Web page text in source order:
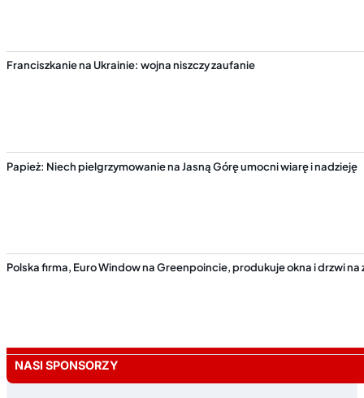
Franciszkanie na Ukrainie: wojna niszczy zaufanie
Papież: Niech pielgrzymowanie na Jasną Górę umocni wiarę i nadzieję
Polska firma, Euro Window na Greenpoincie, produkuje okna i drzwi
NASI SPONSORZY